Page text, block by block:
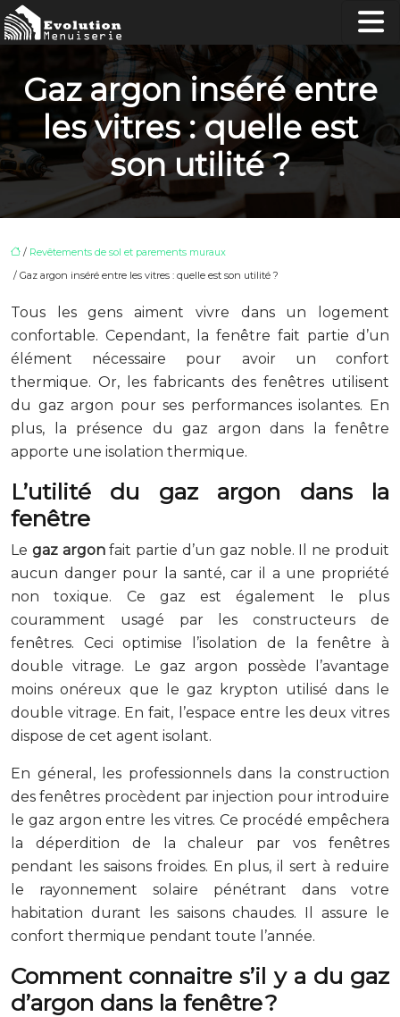
Gaz argon inséré entre
les vitres : quelle est
son utilité ?
/ Revêtements de sol et parements muraux
/ Gaz argon inséré entre les vitres : quelle est son utilité ?
Tous les gens aiment vivre dans un logement
confortable. Cependant, la fenêtre fait partie d’un
élément nécessaire pour avoir un confort
thermique. Or, les fabricants des fenêtres utilisent
du gaz argon pour ses performances isolantes. En
plus, la présence du gaz argon dans la fenêtre
apporte une isolation thermique.
L’utilité du gaz argon dans la
fenêtre
Le gaz argonfait partie d’un gaz noble. Il ne produit
aucun danger pour la santé, car il a une propriété
non toxique. Ce gaz est également le plus
couramment usagé par les constructeurs de
fenêtres. Ceci optimise l’isolation de la fenêtre à
double vitrage. Le gaz argon possède l’avantage
moins onéreux que le gaz krypton utilisé dans le
double vitrage. En fait, l’espace entre les deux vitres
dispose de cet agent isolant.
En géneral, les professionnels dans la construction
des fenêtres procèdent par injection pour introduire
le gaz argon entre les vitres. Ce procédé empêchera
la déperdition de la chaleur par vos fenêtres
pendant les saisons froides. En plus, il sert à reduire
le rayonnement solaire pénétrant dans votre
habitation durant les saisons chaudes. Il assure le
confort thermique pendant toute l’année.
Comment connaitre s’il y a du gaz
d’argon dans la fenêtre ?